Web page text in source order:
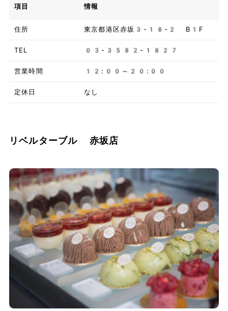
項目 情報
住所 東京都港区赤坂3-18-2 B1F
TEL 03-3582-1827
営業時間 12:00～20:00
定休日 なし
リベルターブル 赤坂店